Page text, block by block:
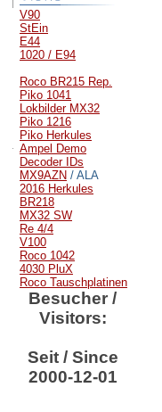
V90
StEin
E44
1020 / E94
Roco BR215 Rep.
Piko 1041
Lokbilder MX32
Piko 1216
Piko Herkules
Ampel Demo
Decoder IDs
MX9AZN / ALA
2016 Herkules
BR218
MX32 SW
Re 4/4
V100
Roco 1042
4030 PluX
Roco Tauschplatinen
Besucher /
Visitors:
Seit / Since
2000-12-01